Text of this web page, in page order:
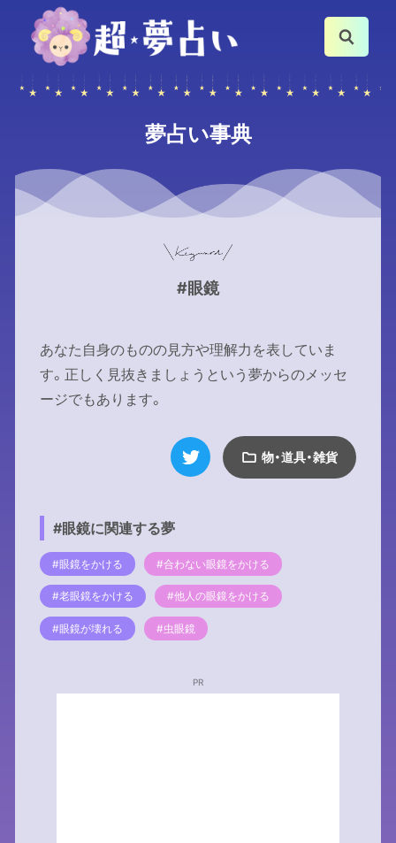
夢占い事典
#眼鏡
あなた自身のものの見方や理解力を表していま
す。正しく見抜きましょうという夢からのメッセ
ージでもあります。
物・道具・雑貨
#眼鏡に関連する夢
#眼鏡をかける #合わない眼鏡をかける
#老眼鏡をかける #他人の眼鏡をかける
#眼鏡が壊れる #虫眼鏡